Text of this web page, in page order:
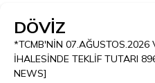
DÖVİZ
*TCMB'NİN 07.AĞUSTOS.2026
İHALESİNDE TEKLİF TUTARI
NEWS]